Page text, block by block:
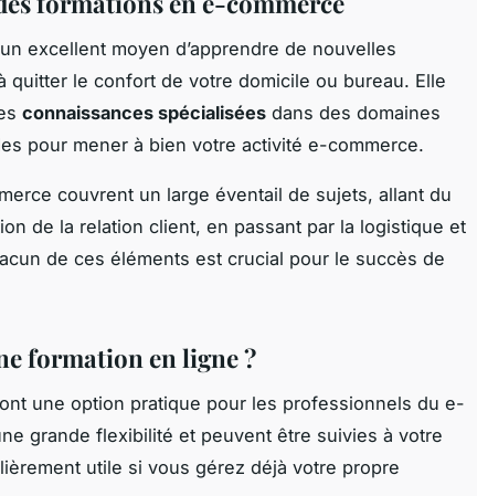
excellent moyen d’apprendre de nouvelles
quitter le confort de votre domicile ou bureau. Elle
connaissances spécialisées dans des domaines
pour mener à bien votre activité e-commerce.
couvrent un large éventail de sujets, allant du
de la relation client, en passant par la logistique et
de ces éléments est crucial pour le succès de
formation en ligne ?
une option pratique pour les professionnels du e-
grande flexibilité et peuvent être suivies à votre
utile si vous gérez déjà votre propre